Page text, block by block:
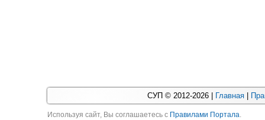
СУП © 2012-2026 | Главная
Используя cайт, Вы соглашаетесь с Правилами Портала.